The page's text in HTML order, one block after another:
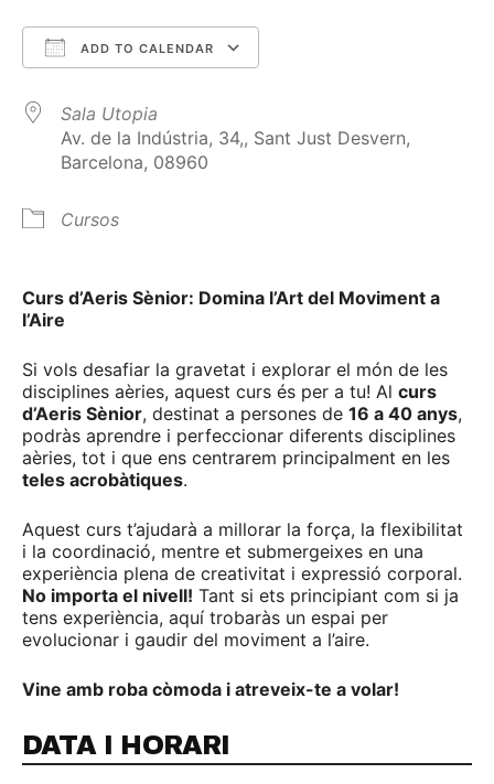
ADD TO CALENDAR
Sala Utopia
Av. de la Indústria, 34,, Sant Just Desvern,
Barcelona, 08960
Cursos
Curs d’Aeris Sènior: Domina l’Art del Moviment a
l’Aire
Si vols desafiar la gravetat i explorar el món de les
disciplines aèries, aquest curs és per a tu! Al curs
d’Aeris Sènior, destinat a persones de 16 a 40 anys,
podràs aprendre i perfeccionar diferents disciplines
aèries, tot i que ens centrarem principalment en les
teles acrobàtiques.
Aquest curs t’ajudarà a millorar la força, la flexibilitat
i la coordinació, mentre et submergeixes en una
experiència plena de creativitat i expressió corporal.
No importa el nivell! Tant si ets principiant com si ja
tens experiència, aquí trobaràs un espai per
evolucionar i gaudir del moviment a l’aire.
Vine amb roba còmoda i atreveix-te a volar!
DATA I HORARI